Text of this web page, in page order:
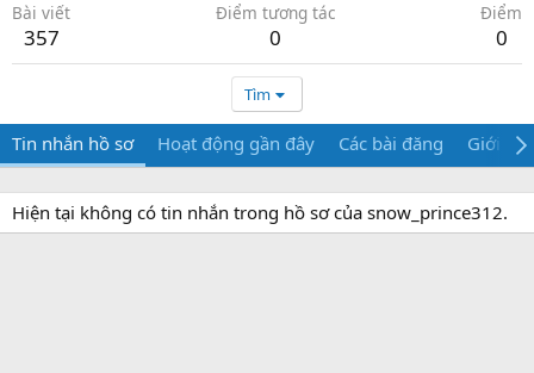
Bài viết
357
Điểm tương tác
0
Điểm
0
Tìm
Tin nhắn hồ sơ Hoạt động gần đây Các bài đăng Giới
Hiện tại không có tin nhắn trong hồ sơ của snow_prince312.